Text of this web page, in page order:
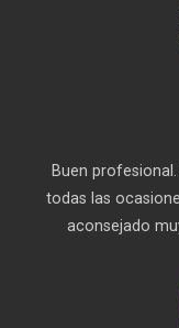
Buen
todas las
aconsejado